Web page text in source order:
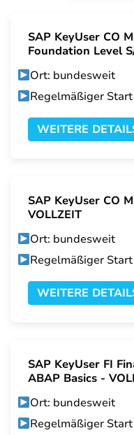
SAP KeyUser CO
Foundation Level
Ort: bundesweit
Regelmäßiger Start
WEITERE
SAP KeyUser CO
VOLLZEIT
Ort: bundesweit
Regelmäßiger Start
WEITERE
SAP KeyUser FI
ABAP Basics -
Ort: bundesweit
Regelmäßiger Start